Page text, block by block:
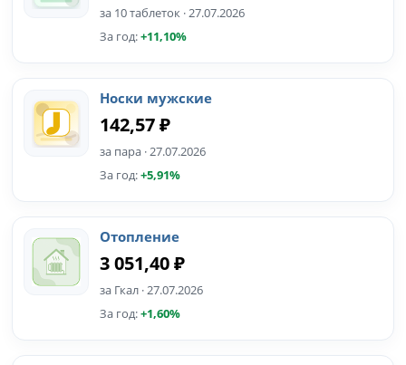
за 10 таблеток · 27.07.2026
За год:+11,10%
Носки мужские
142,57 ₽
за пара · 27.07.2026
За год:+5,91%
Отопление
3 051,40 ₽
за Гкал · 27.07.2026
За год:+1,60%